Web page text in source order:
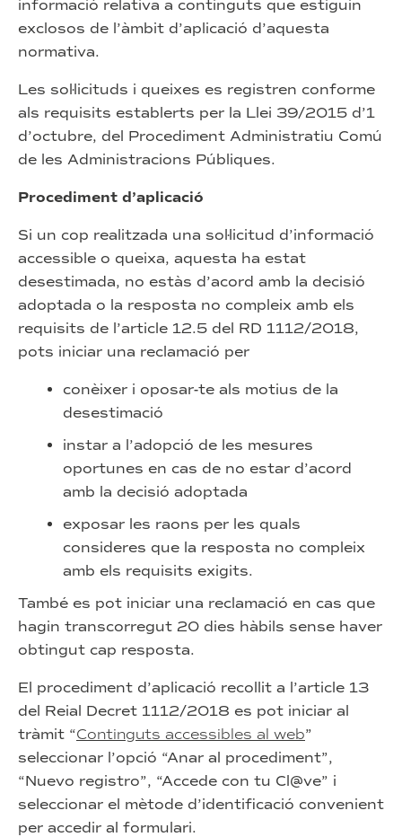
informació relativa a continguts que estiguin
exclosos de l’àmbit d’aplicació d’aquesta
normativa.
Les sol·licituds i queixes es registren conforme
als requisits establerts per la Llei 39/2015 d’1
d’octubre, del Procediment Administratiu Comú
de les Administracions Públiques.
Procediment d’aplicació
Si un cop realitzada una sol·licitud d’informació
accessible o queixa, aquesta ha estat
desestimada, no estàs d’acord amb la decisió
adoptada o la resposta no compleix amb els
requisits de l’article 12.5 del RD 1112/2018,
pots iniciar una reclamació per
conèixer i oposar-te als motius de la
desestimació
instar a l’adopció de les mesures
oportunes en cas de no estar d’acord
amb la decisió adoptada
exposar les raons per les quals
consideres que la resposta no compleix
amb els requisits exigits.
També es pot iniciar una reclamació en cas que
hagin transcorregut 20 dies hàbils sense haver
obtingut cap resposta.
El procediment d’aplicació recollit a l’article 13
del Reial Decret 1112/2018 es pot iniciar al
tràmit “Continguts accessibles al web”
seleccionar l’opció “Anar al procediment”,
“Nuevo registro”, “Accede con tu Cl@ve” i
seleccionar el mètode d’identificació convenient
per accedir al formulari.